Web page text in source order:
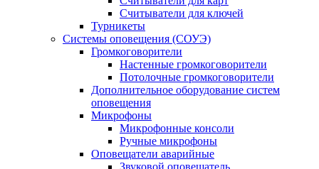
Считыватели для ключей
Турникеты
Системы оповещения (СОУЭ)
Громкоговорители
Настенные громкоговорители
Потолочные громкоговорители
Дополнительное оборудование систем
оповещения
Микрофоны
Микрофонные консоли
Ручные микрофоны
Оповещатели аварийные
Звуковой оповещатель